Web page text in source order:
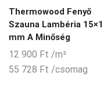
Thermowood Fenyő
Szauna Lambéria
mm A Minőség
12 900 Ft /m²
55 728 Ft /csomag